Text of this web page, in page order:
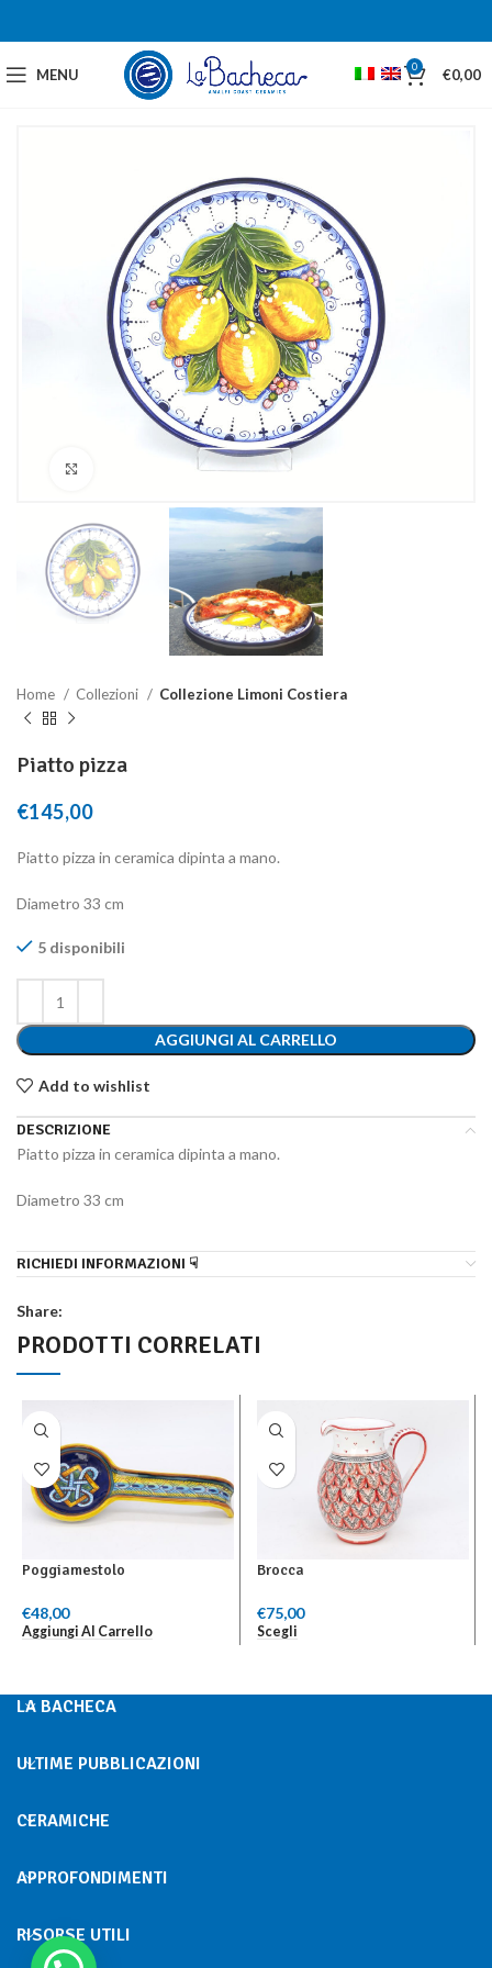
MENU 0 €0,00
Click to enlarge
Home Collezioni Collezione Limoni Costiera
Piatto pizza
€145,00
Piatto pizza in ceramica dipinta a mano.
Diametro 33 cm
5 disponibili
AGGIUNGI AL CARRELLO
Add to wishlist
DESCRIZIONE
Piatto pizza in ceramica dipinta a mano.
Diametro 33 cm
RICHIEDI INFORMAZIONI ☟
Share:
PRODOTTI CORRELATI
Poggiamestolo
€48,00
Aggiungi Al Carrello
Brocca
€75,00
Scegli
LA BACHECA
ULTIME PUBBLICAZIONI
CERAMICHE
APPROFONDIMENTI
RISORSE UTILI